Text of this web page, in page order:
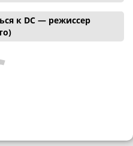
к DC — режиссер